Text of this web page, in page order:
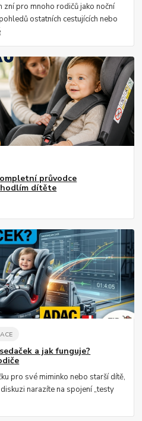
zní pro mnoho rodičů jako noční
ostatních cestujících nebo
průvodce
dítěte
a jak funguje?
pro své miminko nebo starší dítě,
narazíte na spojení „testy